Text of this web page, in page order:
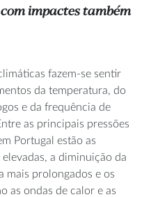
impactes também
fazem-se sentir
da temperatura, do
e da frequência de
as principais pressões
Portugal estão as
a diminuição da
mais prolongados e os
as ondas de calor e as